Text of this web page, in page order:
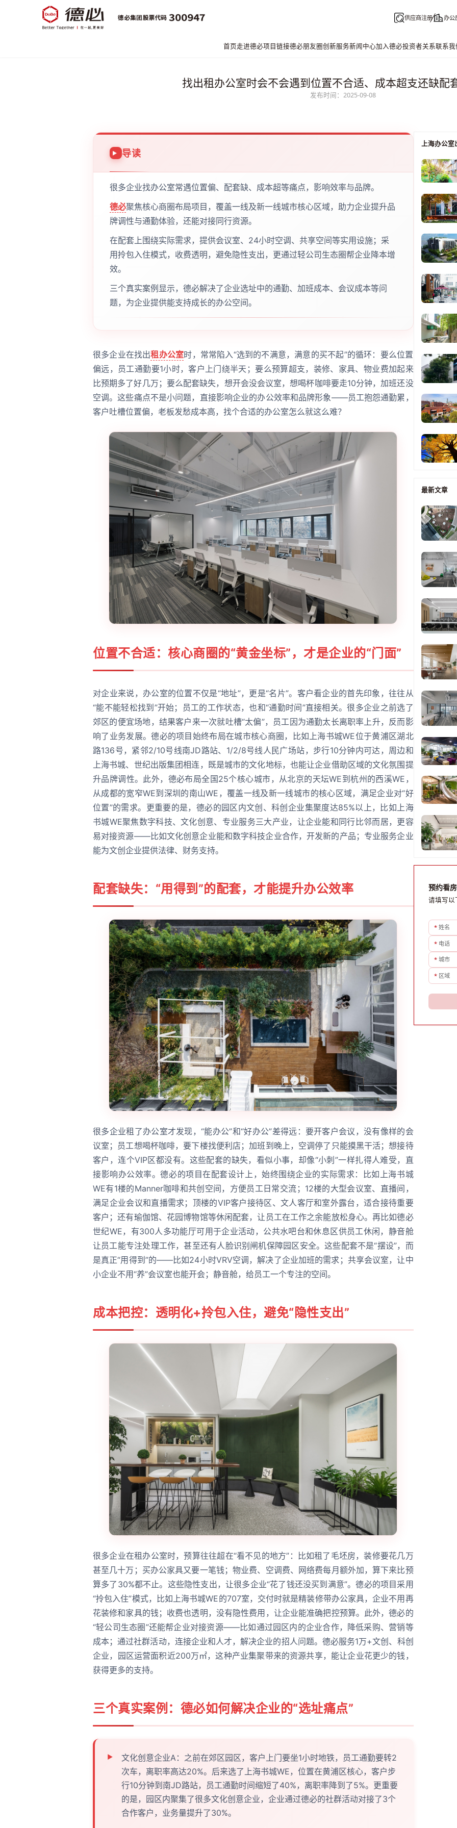
供应商注册 办公
首页走进德必项目链接德必朋友圈创新服务新闻中心加入德必投资者关系联系我
找出租办公室时会不会遇到位置不合适、成本超支还缺配
发布时间：2025-09-08
导读
很多企业找办公室常遇位置偏、配套缺、成本超等痛点，影响效率与品牌。
德必聚焦核心商圈布局项目，覆盖一线及新一线城市核心区域，助力企业提升品
牌调性与通勤体验，还能对接同行资源。
在配套上围绕实际需求，提供会议室、24小时空调、共享空间等实用设施；采
用拎包入住模式，收费透明，避免隐性支出，更通过轻公司生态圈帮企业降本增
效。
三个真实案例显示，德必解决了企业选址中的通勤、加班成本、会议成本等问
题，为企业提供能支持成长的办公空间。
很多企业在找出租办公室时，常常陷入“选到的不满意，满意的买不起”的循环：要么位置
偏远，员工通勤要1小时，客户上门绕半天；要么预算超支，装修、家具、物业费加起来
比预期多了好几万；要么配套缺失，想开会没会议室，想喝杯咖啡要走10分钟，加班还没
空调。这些痛点不是小问题，直接影响企业的办公效率和品牌形象——员工抱怨通勤累，
客户吐槽位置偏，老板发愁成本高，找个合适的办公室怎么就这么难？
位置不合适：核心商圈的“黄金坐标”，才是企业的“门面”
对企业来说，办公室的位置不仅是“地址”，更是“名片”。客户看企业的首先印象，往往从
“能不能轻松找到”开始；员工的工作状态，也和“通勤时间”直接相关。很多企业之前选了
郊区的便宜场地，结果客户来一次就吐槽“太偏”，员工因为通勤太长离职率上升，反而影
响了业务发展。德必的项目始终布局在城市核心商圈，比如上海书城WE位于黄浦区湖北
路136号，紧邻2/10号线南JD路站、1/2/8号线人民广场站，步行10分钟内可达，周边和
上海书城、世纪出版集团相连，既是城市的文化地标，也能让企业借助区域的文化氛围提
升品牌调性。此外，德必布局全国25个核心城市，从北京的天坛WE到杭州的西溪WE，
从成都的宽窄WE到深圳的南山WE，覆盖一线及新一线城市的核心区域，满足企业对“好
位置”的需求。更重要的是，德必的园区内文创、科创企业集聚度达85%以上，比如上海
书城WE聚焦数字科技、文化创意、专业服务三大产业，让企业能和同行比邻而居，更容
易对接资源——比如文化创意企业能和数字科技企业合作，开发新的产品；专业服务企业
能为文创企业提供法律、财务支持。
配套缺失：“用得到”的配套，才能提升办公效率
很多企业租了办公室才发现，“能办公”和“好办公”差得远：要开客户会议，没有像样的会
议室；员工想喝杯咖啡，要下楼找便利店；加班到晚上，空调停了只能摸黑干活；想接待
客户，连个VIP区都没有。这些配套的缺失，看似小事，却像“小刺”一样扎得人难受，直
接影响办公效率。德必的项目在配套设计上，始终围绕企业的实际需求：比如上海书城
WE有1楼的Manner咖啡和共创空间，方便员工日常交流；12楼的大型会议室、直播间，
满足企业会议和直播需求；顶楼的VIP客户接待区、文人客厅和室外露台，适合接待重要
客户；还有瑜伽馆、花园博物馆等休闲配套，让员工在工作之余能放松身心。再比如德必
世纪WE，有300人多功能厅可用于企业活动，公共水吧台和休息区供员工休闲，静音舱
让员工能专注处理工作，甚至还有人脸识别闸机保障园区安全。这些配套不是“摆设”，而
是真正“用得到”的——比如24小时VRV空调，解决了企业加班的需求；共享会议室，让中
小企业不用“养”会议室也能开会；静音舱，给员工一个专注的空间。
成本把控：透明化+拎包入住，避免“隐性支出”
很多企业在租办公室时，预算往往超在“看不见的地方”：比如租了毛坯房，装修要花几万
甚至几十万；买办公家具又要一笔钱；物业费、空调费、网络费每月额外加，算下来比预
算多了30%都不止。这些隐性支出，让很多企业“花了钱还没买到满意”。德必的项目采用
“拎包入住”模式，比如上海书城WE的707室，交付时就是精装修带办公家具，企业不用再
花装修和家具的钱；收费也透明，没有隐性费用，让企业能准确把控预算。此外，德必的
“轻公司生态圈”还能帮企业对接资源——比如通过园区内的企业合作，降低采购、营销等
成本；通过社群活动，连接企业和人才，解决企业的招人问题。德必服务1万+文创、科创
企业，园区运营面积近200万㎡，这种产业集聚带来的资源共享，能让企业花更少的钱，
获得更多的支持。
三个真实案例：德必如何解决企业的“选址痛点”
文化创意企业A：之前在郊区园区，客户上门要坐1小时地铁，员工通勤要转2
次车，离职率高达20%。后来选了上海书城WE，位置在黄浦区核心，客户步
行10分钟到南JD路站，员工通勤时间缩短了40%，离职率降到了5%。更重要
的是，园区内聚集了很多文化创意企业，企业通过德必的社群活动对接了3个
合作客户，业务量提升了30%。
上海办公室
最新文章
预约看房
请填写以
* 姓名
* 电话
* 城市
* 区域